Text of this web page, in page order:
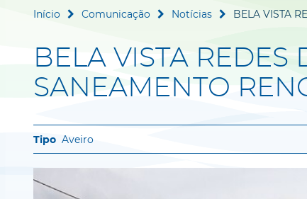
Início Comunicação Notícias BELA VISTA
BELA VISTA REDES
SANEAMENTO
Aveiro